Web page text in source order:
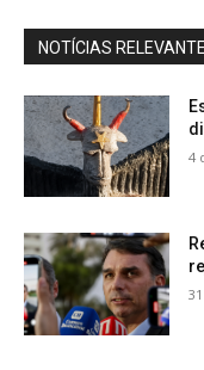
NOTÍCIAS
4